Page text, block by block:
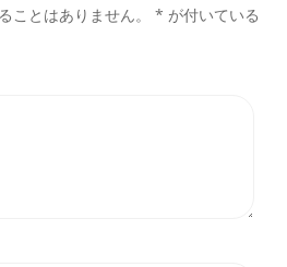
ことはありません。 * が付いている